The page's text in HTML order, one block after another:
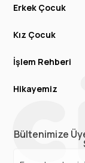
Erkek Çocuk
Kız Çocuk
İşlem Rehberi
Hikayemiz
Bültenimize